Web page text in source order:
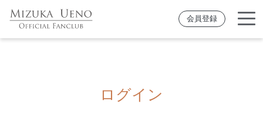
会員登録
ログイン